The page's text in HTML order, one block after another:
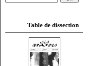
Table de dissection